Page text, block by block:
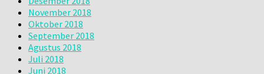
November 2018
Oktober 2018
September 2018
Agustus 2018
Juli 2018
Juni 2018